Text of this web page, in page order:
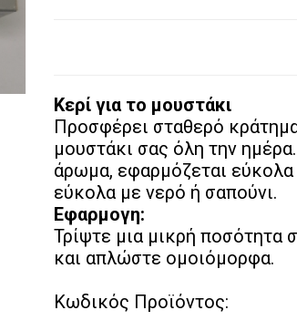
Κερί για το μουστάκι
Προσφέρει σταθερό
μουστάκι σας όλη την
άρωμα, εφαρμόζεται εύκολα
εύκολα με νερό ή σαπούνι.
Εφαρμογη:
Τρίψτε μια μικρή ποσότητα
και απλώστε ομοιόμορφα.
Κωδικός Προϊόντος: